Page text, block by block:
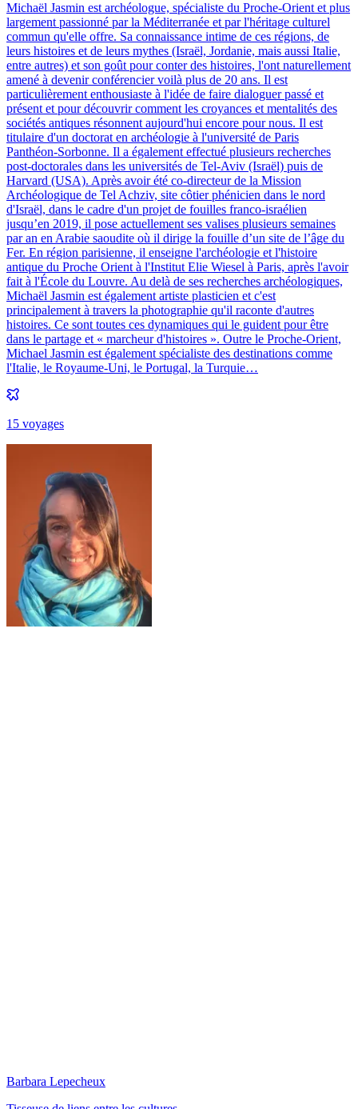
Michaël Jasmin est archéologue, spécialiste du Proche-Orient et plus
largement passionné par la Méditerranée et par l'héritage culturel
commun qu'elle offre. Sa connaissance intime de ces régions, de
leurs histoires et de leurs mythes (Israël, Jordanie, mais aussi Italie,
entre autres) et son goût pour conter des histoires, l'ont naturellement
amené à devenir conférencier voilà plus de 20 ans. Il est
particulièrement enthousiaste à l'idée de faire dialoguer passé et
présent et pour découvrir comment les croyances et mentalités des
sociétés antiques résonnent aujourd'hui encore pour nous. Il est
titulaire d'un doctorat en archéologie à l'université de Paris
Panthéon-Sorbonne. Il a également effectué plusieurs recherches
post-doctorales dans les universités de Tel-Aviv (Israël) puis de
Harvard (USA). Après avoir été co-directeur de la Mission
Archéologique de Tel Achziv, site côtier phénicien dans le nord
d'Israël, dans le cadre d'un projet de fouilles franco-israélien
jusqu’en 2019, il pose actuellement ses valises plusieurs semaines
par an en Arabie saoudite où il dirige la fouille d’un site de l’âge du
Fer. En région parisienne, il enseigne l'archéologie et l'histoire
antique du Proche Orient à l'Institut Elie Wiesel à Paris, après l'avoir
fait à l'École du Louvre. Au delà de ses recherches archéologiques,
Michaël Jasmin est également artiste plasticien et c'est
principalement à travers la photographie qu'il raconte d'autres
histoires. Ce sont toutes ces dynamiques qui le guident pour être
dans le partage et « marcheur d'histoires ». Outre le Proche-Orient,
Michael Jasmin est également spécialiste des destinations comme
l'Italie, le Royaume-Uni, le Portugal, la Turquie…
15 voyages
Barbara Lepecheux